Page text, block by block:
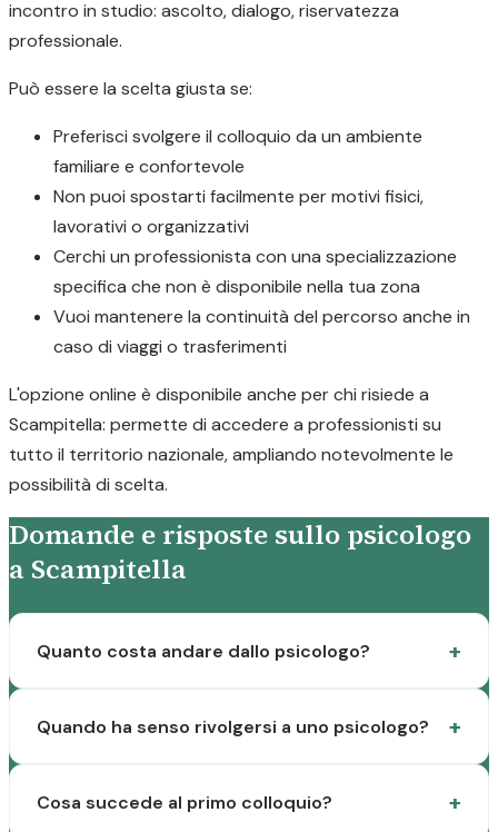
incontro in studio: ascolto, dialogo, riservatezza
professionale.
Può essere la scelta giusta se:
Preferisci svolgere il colloquio da un ambiente
familiare e confortevole
Non puoi spostarti facilmente per motivi fisici,
lavorativi o organizzativi
Cerchi un professionista con una specializzazione
specifica che non è disponibile nella tua zona
Vuoi mantenere la continuità del percorso anche in
caso di viaggi o trasferimenti
L'opzione online è disponibile anche per chi risiede a
Scampitella: permette di accedere a professionisti su
tutto il territorio nazionale, ampliando notevolmente le
possibilità di scelta.
Domande e risposte sullo psicologo
a Scampitella
Quanto costa andare dallo psicologo?
Quando ha senso rivolgersi a uno psicologo?
Cosa succede al primo colloquio?